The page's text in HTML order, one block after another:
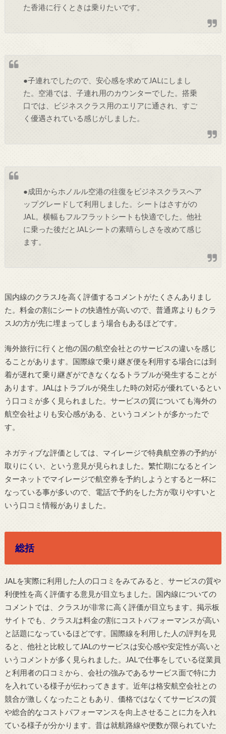
た香港に行くときは乗りたいです。
●子連れでしたので、安心感を求めてJALにしまし
た。空港では、子連れ用のカウンターでした。搭乗
口では、ビジネスクラス用のエリアに通され、すご
く優遇されている感じがしました。
●成田からホノルル空港の往復をビジネスクラスへア
ップグレードして利用しました。シートはさすがの
JAL。横幅もフルフラットシートも快適でした。他社
に乗った後だとJALシートの素晴らしさを改めて感じ
ます。
国内線のクラスJを高く評価するコメントがたくさんありまし
た。料金の割にシートの快適性が高いので、普通席よりもクラ
スJの方が先に埋まってしまう場合もあるほどです。
海外旅行に行くと他の国の航空会社とのサービスの違いを感じ
ることがあります。国際線で乗り継ぎ便を利用する場合には到
着が遅れて乗り継ぎができなくなるトラブルが発生することが
あります。JALはトラブルが発生した時の対応が優れているとい
う口コミが多く見られました。サービスの質についても海外の
航空会社よりも安心感がある、というコメントが多かったで
す。
ネガティブな評価としては、マイレージで特典航空券の予約が
取りにくい、という意見が見られました。繁忙期になるとイン
ターネットでマイレージで航空券を予約しようとすると一杯に
なっている事が多いので、電話で予約をした方が取りやすいと
いう口コミ情報がありました。
総括
JALを実際に利用した人の口コミをみてみると、サービスの質や
利便性を高く評価する意見が目立ちました。国内線についての
コメントでは、クラスJが非常に高く評価が目立ちます。掲示板
サイトでも、クラスJは料金の割にコストパフォーマンスが高い
と話題になっているほどです。国際線を利用した人の評判を見
ると、他社と比較してJALのサービスは安心感や安定性が高いと
いうコメントが多く見られました。JALで仕事をしている従業員
と利用者の口コミから、会社の強みであるサービス面で特に力
を入れている様子が伝わってきます。近年は格安航空会社との
競合が激しくなったこともあり、価格ではなくてサービスの質
や総合的なコストパフォーマンスを向上させることに力を入れ
ている様子が分かります。昔は就航路線や便数が限られていた